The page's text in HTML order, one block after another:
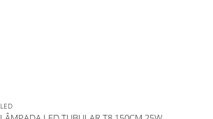
LED